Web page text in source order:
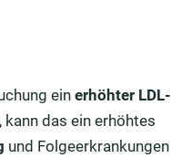
einerhöhter LDL-
, kann das ein erhöhtes
und Folgeerkrankungen